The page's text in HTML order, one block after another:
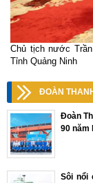
Chủ tịch nước
Tỉnh Quảng Ninh
ĐOÀN
Đoàn
90 năm
Sôi nổi